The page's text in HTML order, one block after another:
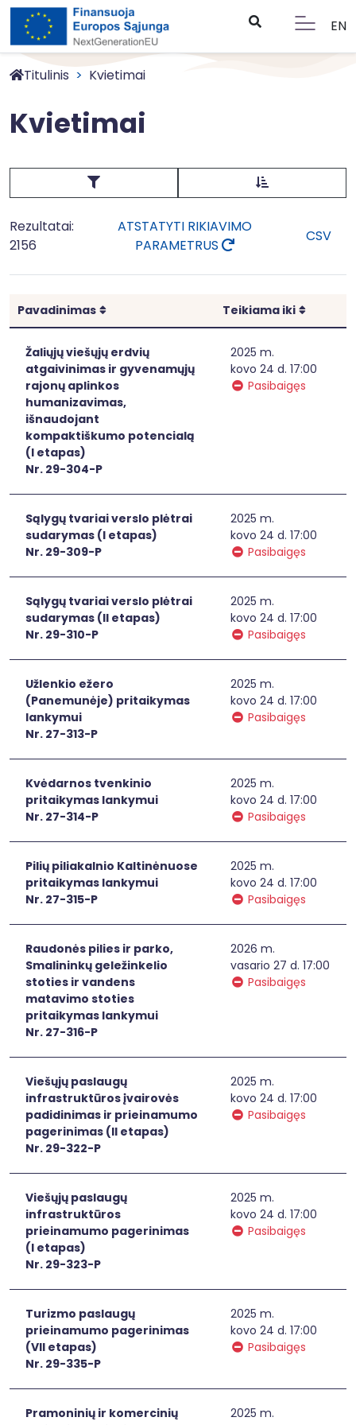
EN
Titulinis Kvietimai
Kvietimai
Rezultatai:
2156
ATSTATYTI RIKIAVIMO
PARAMETRUS
CSV
Pavadinimas Rikiuoti Teikiama iki Rikiuoti
Žaliųjų viešųjų erdvių
atgaivinimas ir gyvenamųjų
rajonų aplinkos
humanizavimas,
išnaudojant
kompaktiškumo potencialą
(I etapas)
Nr. 29-304-P
2025 m.
kovo 24 d. 17:00
Pasibaigęs
Sąlygų tvariai verslo plėtrai
sudarymas (I etapas)
Nr. 29-309-P
2025 m.
kovo 24 d. 17:00
Pasibaigęs
Sąlygų tvariai verslo plėtrai
sudarymas (II etapas)
Nr. 29-310-P
2025 m.
kovo 24 d. 17:00
Pasibaigęs
Užlenkio ežero
(Panemunėje) pritaikymas
lankymui
Nr. 27-313-P
2025 m.
kovo 24 d. 17:00
Pasibaigęs
Kvėdarnos tvenkinio
pritaikymas lankymui
Nr. 27-314-P
2025 m.
kovo 24 d. 17:00
Pasibaigęs
Pilių piliakalnio Kaltinėnuose
pritaikymas lankymui
Nr. 27-315-P
2025 m.
kovo 24 d. 17:00
Pasibaigęs
Raudonės pilies ir parko,
Smalininkų geležinkelio
stoties ir vandens
matavimo stoties
pritaikymas lankymui
Nr. 27-316-P
2026 m.
vasario 27 d. 17:00
Pasibaigęs
Viešųjų paslaugų
infrastruktūros įvairovės
padidinimas ir prieinamumo
pagerinimas (II etapas)
Nr. 29-322-P
2025 m.
kovo 24 d. 17:00
Pasibaigęs
Viešųjų paslaugų
infrastruktūros
prieinamumo pagerinimas
(I etapas)
Nr. 29-323-P
2025 m.
kovo 24 d. 17:00
Pasibaigęs
Turizmo paslaugų
prieinamumo pagerinimas
(VII etapas)
Nr. 29-335-P
2025 m.
kovo 24 d. 17:00
Pasibaigęs
Pramoninių ir komercinių
2025 m.